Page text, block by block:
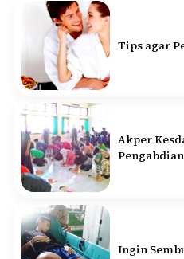
Tips agar
Akper
Ingin